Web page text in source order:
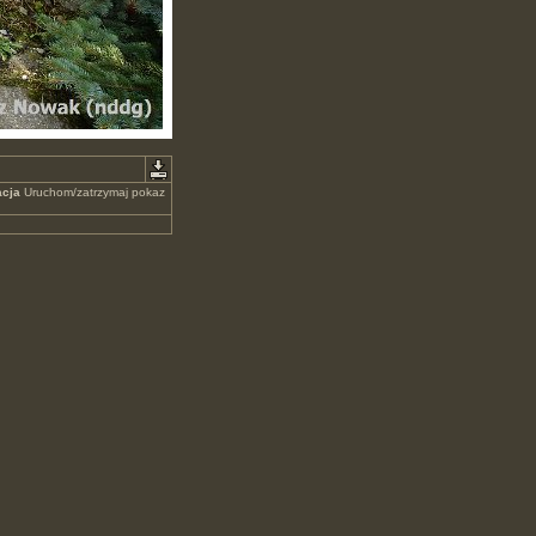
Uruchom/zatrzymaj pokaz